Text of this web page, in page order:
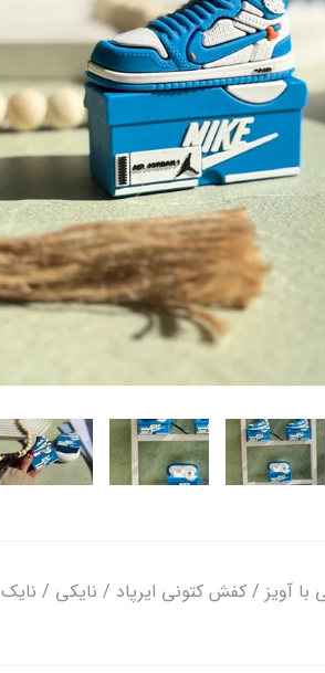
با آویز / کفش کتونی ایرپاد / نایکی / نایک